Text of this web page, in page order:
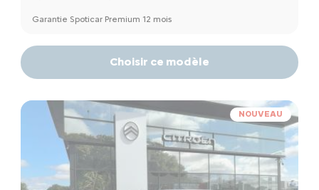
Garantie Spoticar Premium 12 mois
Choisir ce modèle
NOUVEAU